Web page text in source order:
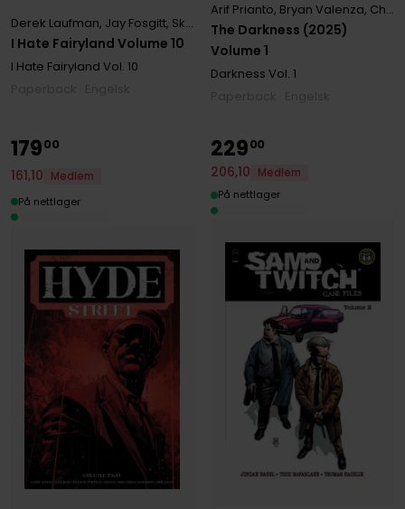
I Hate Fairyland Volume 10
Derek Laufman, Jay Fosgitt, Skottie Young
I Hate Fairyland Vol. 10
The Darkness (2025)
Volume 1
Arif Prianto, Bryan Valenza, Christopher Mitten
Darkness Vol. 1
17900
161,10
Medlem
På nettlager
22900
206,10
Medlem
På nettlager